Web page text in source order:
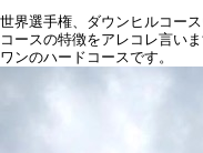
世界選手権、ダウンヒルコー
コースの特徴をアレコレ言い
ワンのハードコースです。